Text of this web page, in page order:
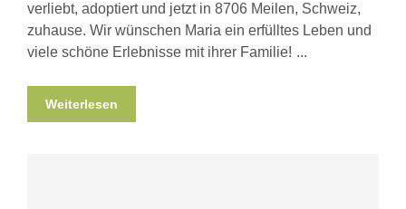
verliebt, adoptiert und jetzt in 8706 Meilen, Schweiz,
zuhause. Wir wünschen Maria ein erfülltes Leben und
viele schöne Erlebnisse mit ihrer Familie!
Weiterlesen